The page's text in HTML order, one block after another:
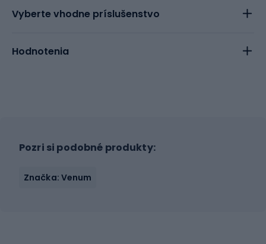
Vyberte vhodne príslušenstvo
Hodnotenia
Pozri si podobné produkty:
Značka: Venum